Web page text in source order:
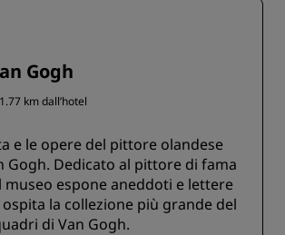
Gogh
km dall’hotel
e le opere del pittore olandese
Gogh. Dedicato al pittore di fama
museo espone aneddoti e lettere
la collezione più grande del
di Van Gogh.